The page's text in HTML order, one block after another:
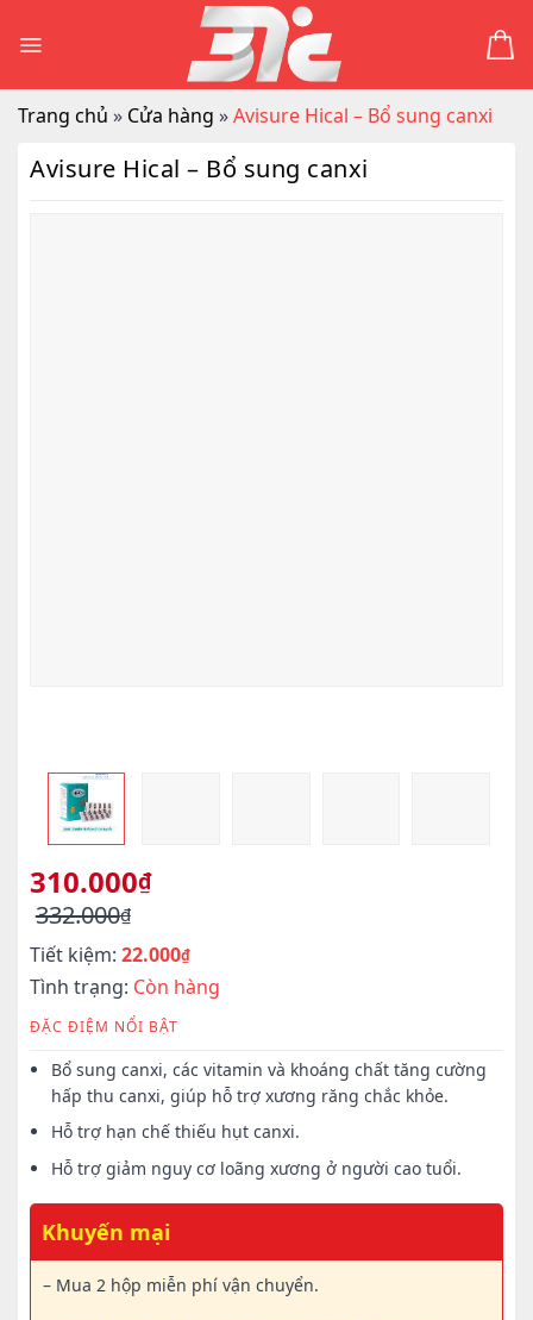
Trang chủ » Cửa hàng »Avisure Hical – Bổ sung canxi
Avisure Hical – Bổ sung canxi
332.000₫
gốc
là:
332.000₫.
310.000₫
hiện
tại
là:
310.000₫.
Tiết kiệm: 22.000₫
Tình trạng: Còn hàng
ĐẶC ĐIỆM NỔI BẬT
Bổ sung canxi, các vitamin và khoáng chất tăng cường
hấp thu canxi, giúp hỗ trợ xương răng chắc khỏe.
Hỗ trợ hạn chế thiếu hụt canxi.
Hỗ trợ giảm nguy cơ loãng xương ở người cao tuổi.
Khuyến mại
– Mua 2 hộp miễn phí vận chuyển.